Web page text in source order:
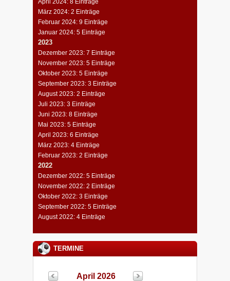
März 2024: 2 Einträge
Februar 2024: 9 Einträge
Januar 2024: 5 Einträge
2023
Dezember 2023: 7 Einträge
November 2023: 5 Einträge
Oktober 2023: 5 Einträge
September 2023: 3 Einträge
August 2023: 2 Einträge
Juli 2023: 3 Einträge
Juni 2023: 8 Einträge
Mai 2023: 5 Einträge
April 2023: 6 Einträge
März 2023: 4 Einträge
Februar 2023: 2 Einträge
2022
Dezember 2022: 5 Einträge
November 2022: 2 Einträge
Oktober 2022: 3 Einträge
September 2022: 5 Einträge
August 2022: 4 Einträge
TERMINE
April 2026